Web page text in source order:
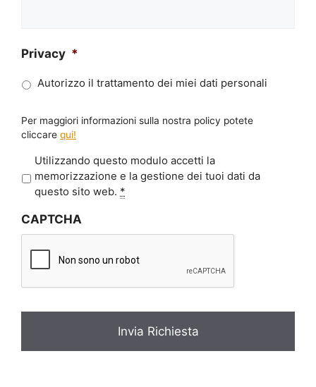
Privacy *
Autorizzo il trattamento dei miei dati personali
Per maggiori informazioni sulla nostra policy potete
cliccare qui!
r
a
c
*
Utilizzando questo modulo accetti la
memorizzazione e la gestione dei tuoi dati da
questo sito web. *
CAPTCHA